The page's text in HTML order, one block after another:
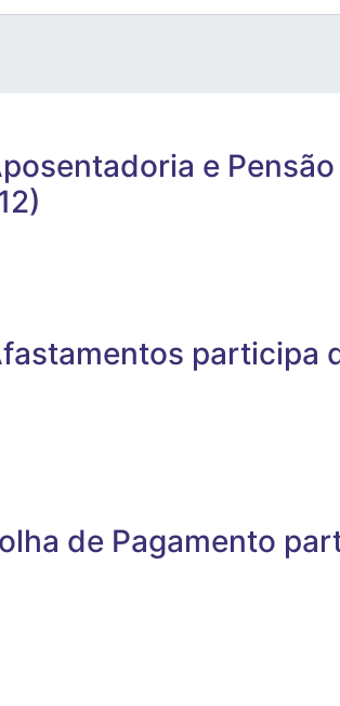
e
participa
de Pagamento